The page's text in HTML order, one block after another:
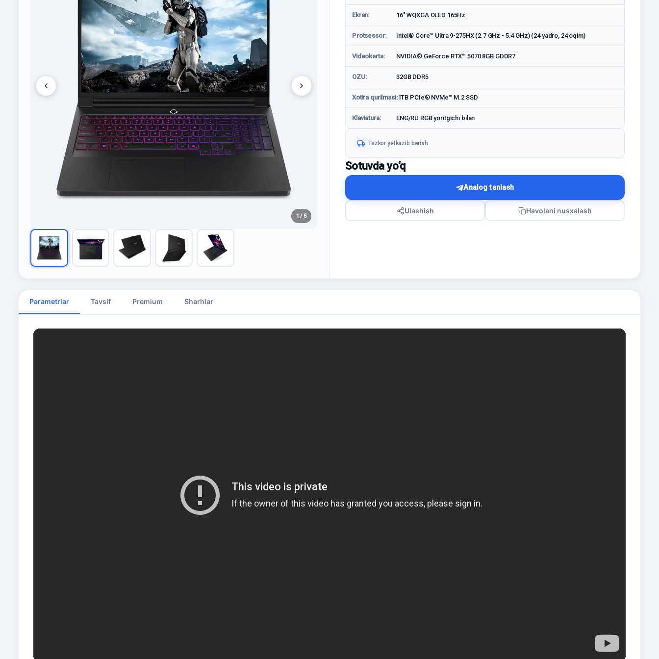
1 / 5
Ekran: 16" WQXGA OLED 165Hz
Protsessor: Intel® Core™ Ultra 9-275HX (2.7 GHz - 5.4 GHz) (24 yadro, 24 oqim)
Videokarta: NVIDIA® GeForce RTX™ 5070 8GB GDDR7
OZU: 32GB DDR5
Xotira qurilmasi:1TB PCIe® NVMe™ M.2 SSD
Klaviatura: ENG/RU RGB yoritgichi bilan
Tezkor yetkazib berish
Sotuvda yo‘q
Analog tanlash
Ulashish Havolani nusxalash
Parametrlar Tavsif Premium Sharhlar